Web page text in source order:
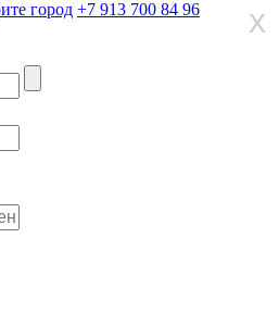
город +7 913 700 84 96
X
X
X